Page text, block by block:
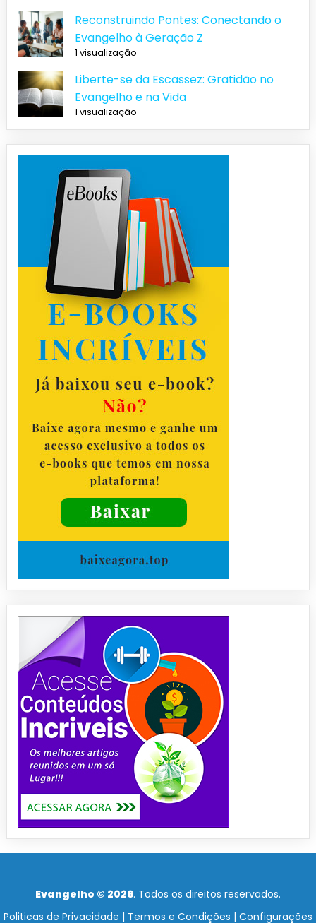
Reconstruindo Pontes: Conectando o
Evangelho à Geração Z
1 visualização
Liberte-se da Escassez: Gratidão no
Evangelho e na Vida
1 visualização
Evangelho © 2026. Todos os direitos reservados.
Politicas de Privacidade | Termos e Condições | Configurações